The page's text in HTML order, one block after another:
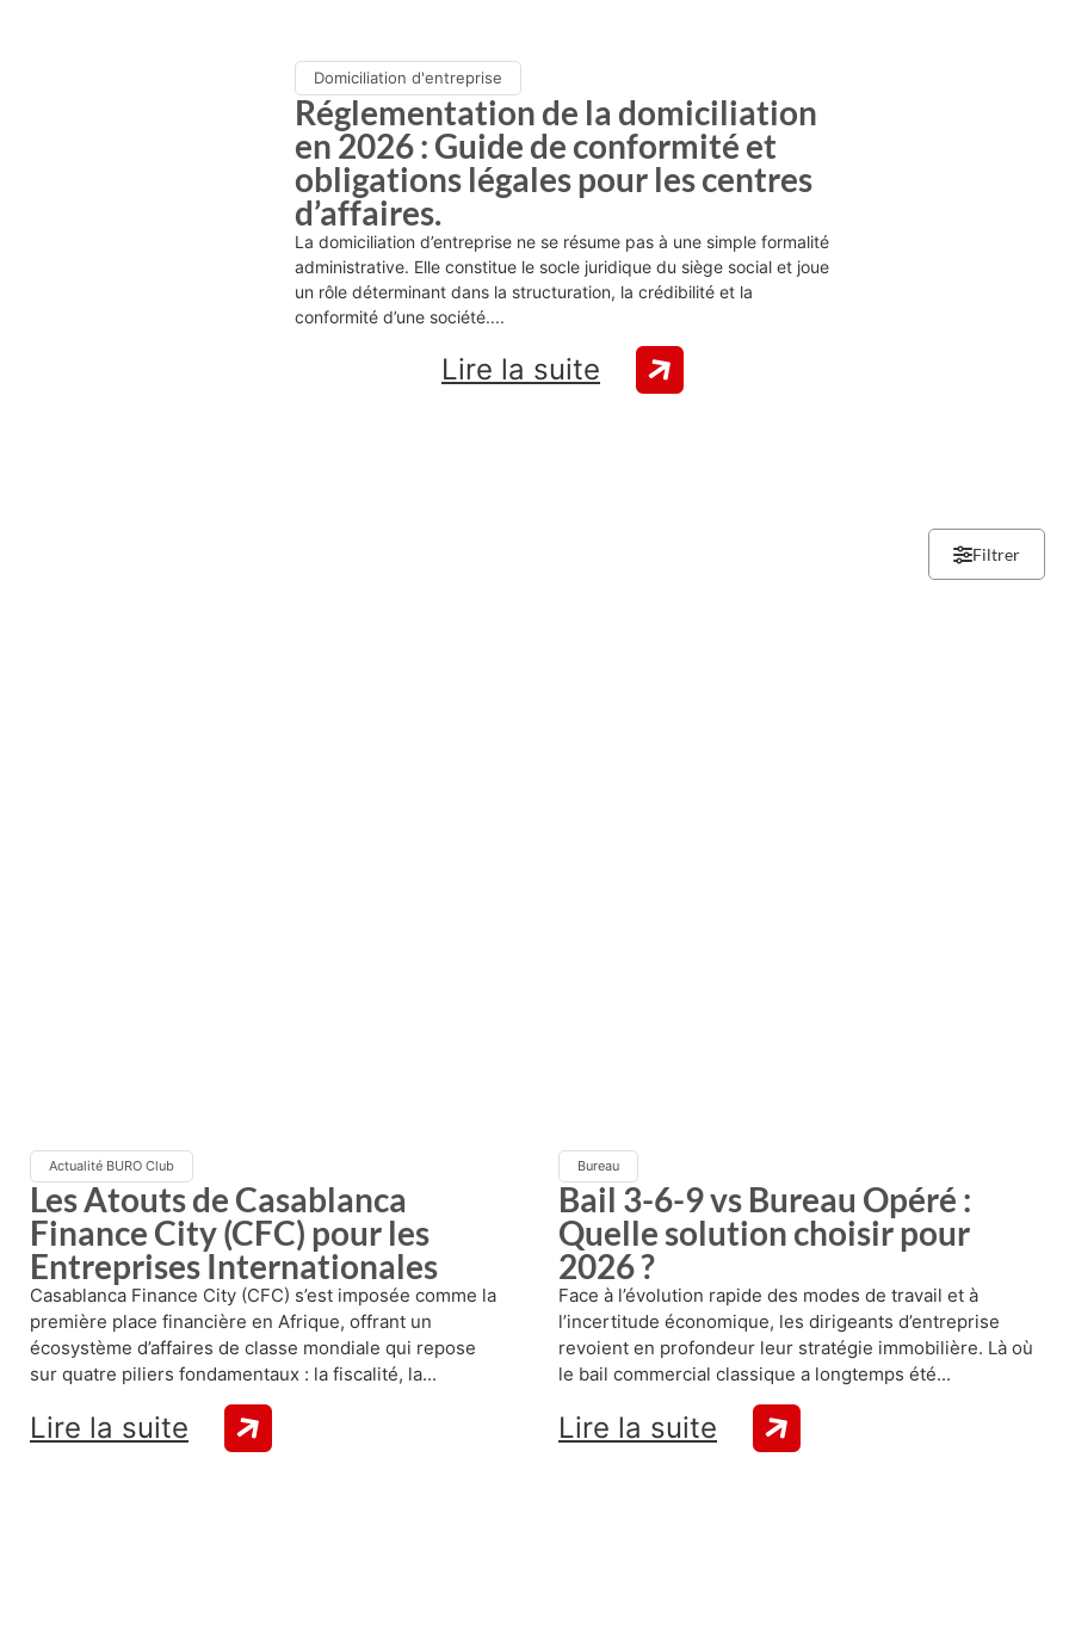
Domiciliation d'entreprise
Réglementation de la domiciliation
en 2026 : Guide de conformité et
obligations légales pour les centres
d’affaires.
La domiciliation d’entreprise ne se résume pas à une simple formalité
administrative. Elle constitue le socle juridique du siège social et joue
un rôle déterminant dans la structuration, la crédibilité et la
conformité d’une société....
Lire la suite
Filtrer
Actualité BURO Club
Les Atouts de Casablanca
Finance City (CFC) pour les
Entreprises Internationales
Casablanca Finance City (CFC) s’est imposée comme la
première place financière en Afrique, offrant un
écosystème d’affaires de classe mondiale qui repose
sur quatre piliers fondamentaux : la fiscalité, la...
Lire la suite
Bureau
Bail 3-6-9 vs Bureau Opéré :
Quelle solution choisir pour
2026 ?
Face à l’évolution rapide des modes de travail et à
l’incertitude économique, les dirigeants d’entreprise
revoient en profondeur leur stratégie immobilière. Là où
le bail commercial classique a longtemps été...
Lire la suite